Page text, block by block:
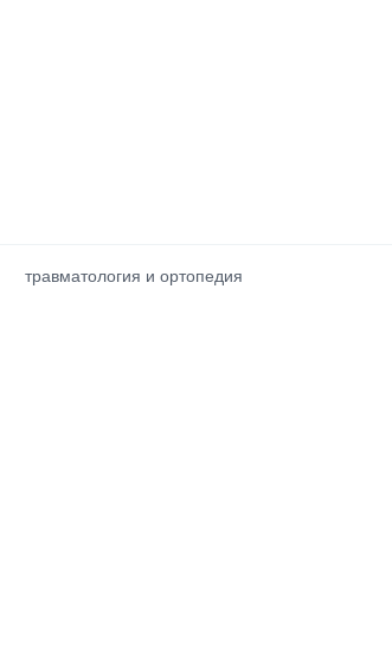
травматология и ортопедия